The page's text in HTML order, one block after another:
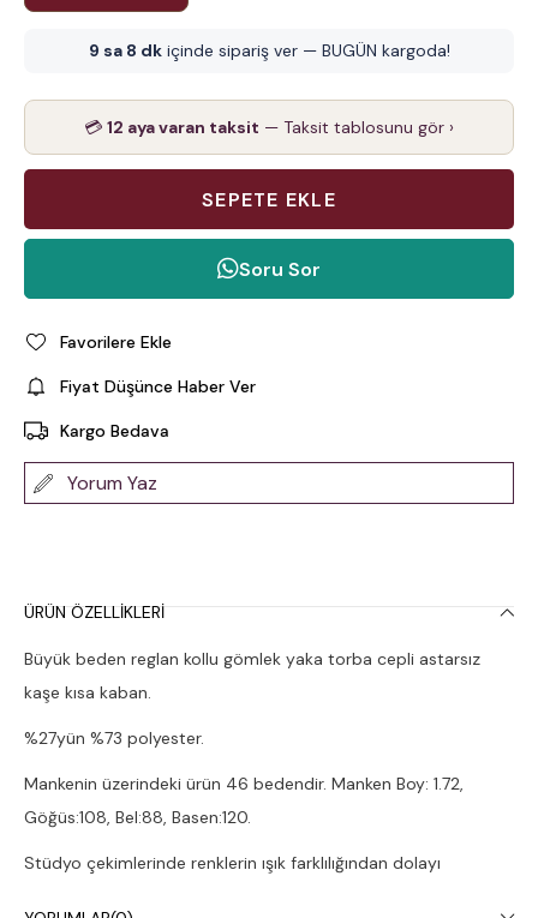
9 sa 8 dkiçinde sipariş ver — BUGÜN kargoda!
💳 12 aya varan taksit — Taksit tablosunu gör ›
Soru Sor
Favorilere Ekle
Fiyat Düşünce Haber Ver
Kargo Bedava
Yorum Yaz
ÜRÜN ÖZELLIKLERI
Büyük beden reglan kollu gömlek yaka torba cepli astarsız
kaşe kısa kaban.
%27yün %73 polyester.
Mankenin üzerindeki ürün 46 bedendir. Manken Boy: 1.72,
Göğüs:108, Bel:88, Basen:120.
Stüdyo çekimlerinde renklerin ışık farklılığından dolayı